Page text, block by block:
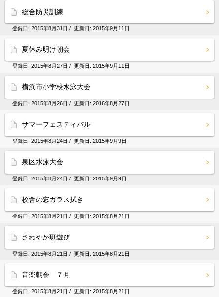
総合防災訓練
登録日: 2015年8月31日 / 更新日: 2015年9月11日
夏休み明け朝会
登録日: 2015年8月27日 / 更新日: 2015年9月11日
横浜市小学校水泳大会
登録日: 2015年8月26日 / 更新日: 2016年8月27日
サマーフェスティバル
登録日: 2015年8月24日 / 更新日: 2015年9月9日
泉区水泳大会
登録日: 2015年8月24日 / 更新日: 2015年9月9日
校舎の窓ガラス拭き
登録日: 2015年8月21日 / 更新日: 2015年8月21日
さわやか班遊び
登録日: 2015年8月21日 / 更新日: 2015年8月21日
音楽朝会 ７月
登録日: 2015年8月21日 / 更新日: 2015年8月21日